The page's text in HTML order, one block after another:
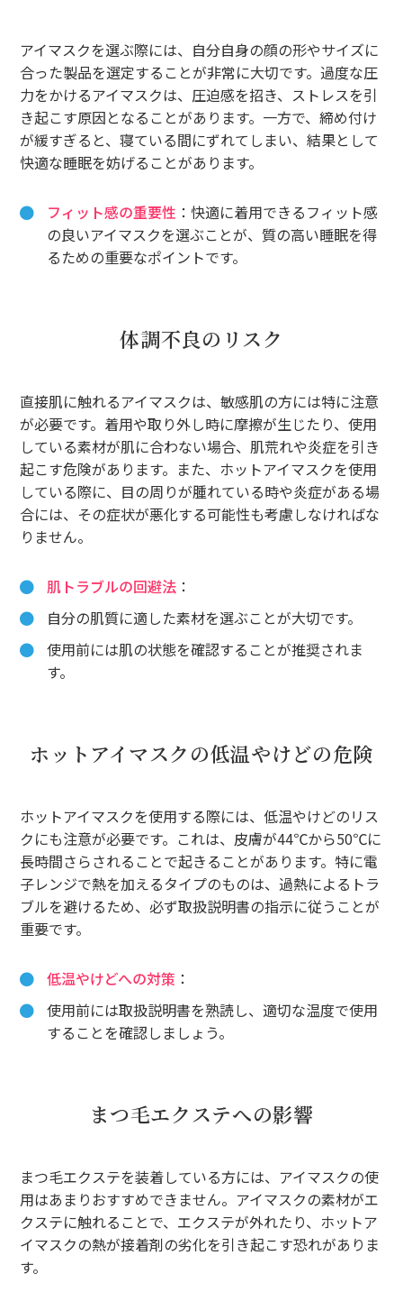
アイマスクを選ぶ際には、自分自身の顔の形やサイズに
合った製品を選定することが非常に大切です。過度な圧
力をかけるアイマスクは、圧迫感を招き、ストレスを引
き起こす原因となることがあります。一方で、締め付け
が緩すぎると、寝ている間にずれてしまい、結果として
快適な睡眠を妨げることがあります。
フィット感の重要性 ：快適に着用できるフィット感
の良いアイマスクを選ぶことが、質の高い睡眠を得
るための重要なポイントです。
体調不良のリスク
直接肌に触れるアイマスクは、敏感肌の方には特に注意
が必要です。着用や取り外し時に摩擦が生じたり、使用
している素材が肌に合わない場合、肌荒れや炎症を引き
起こす危険があります。また、ホットアイマスクを使用
している際に、目の周りが腫れている時や炎症がある場
合には、その症状が悪化する可能性も考慮しなければな
りません。
肌トラブルの回避法 ：
自分の肌質に適した素材を選ぶことが大切です。
使用前には肌の状態を確認することが推奨されま
す。
ホットアイマスクの低温やけどの危険
ホットアイマスクを使用する際には、低温やけどのリス
クにも注意が必要です。これは、皮膚が44℃から50℃に
長時間さらされることで起きることがあります。特に電
子レンジで熱を加えるタイプのものは、過熱によるトラ
ブルを避けるため、必ず取扱説明書の指示に従うことが
重要です。
低温やけどへの対策 ：
使用前には取扱説明書を熟読し、適切な温度で使用
することを確認しましょう。
まつ毛エクステへの影響
まつ毛エクステを装着している方には、アイマスクの使
用はあまりおすすめできません。アイマスクの素材がエ
クステに触れることで、エクステが外れたり、ホットア
イマスクの熱が接着剤の劣化を引き起こす恐れがありま
す。